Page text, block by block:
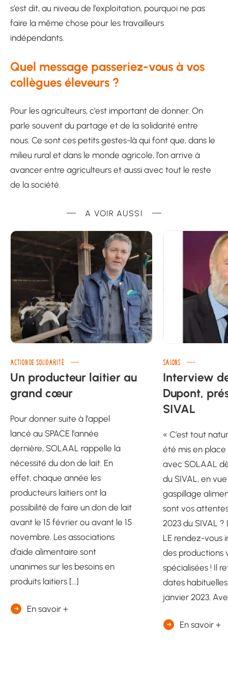
s’est dit, au niveau de l’exploitation, pourquoi ne pas
faire la même chose pour les travailleurs
indépendants.
Quel message passeriez-vous à vos
collègues éleveurs ?
Pour les agriculteurs, c’est important de donner. On
parle souvent du partage et de la solidarité entre
nous. Ce sont ces petits gestes-là qui font que, dans le
milieu rural et dans le monde agricole, l’on arrive à
avancer entre agriculteurs et aussi avec tout le reste
de la société.
A VOIR AUSSI
ACTION DE SOLIDARITÉ
Un producteur laitier au
grand cœur
Pour donner suite à l’appel
lancé au SPACE l’année
dernière, SOLAAL rappelle la
nécessité du don de lait. En
effet, chaque année les
producteurs laitiers ont la
possibilité de faire un don de lait
avant le 15 février ou avant le 15
novembre. Les associations
d’aide alimentaire sont
unanimes sur les besoins en
produits laitiers […]
En savoir +
SALONS
Interview
Dupont,
SIVAL
« C’est tout
été mis en
avec SOLAAL
du SIVAL, en
gaspillage
sont vos
2023 du SIVAL ?
LE rendez-vous
des productions
spécialisées ! Il
dates habituelles
janvier 2023.
En savoir +